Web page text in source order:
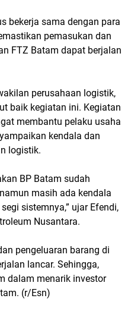
bekerja sama dengan para
pemasukan dan
FTZ Batam dapat berjalan
perusahaan logistik,
baik kegiatan ini. Kegiatan
membantu pelaku usaha
kendala dan
logistik.
BP Batam sudah
masih ada kendala
sistemnya,” ujar Efendi,
Nusantara.
pengeluaran barang di
lancar. Sehingga,
dalam menarik investor
(r/Esn)